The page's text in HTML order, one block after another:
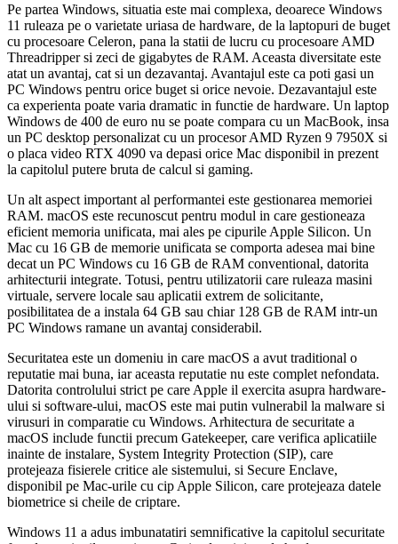
Pe partea Windows, situatia este mai complexa, deoarece Windows
11 ruleaza pe o varietate uriasa de hardware, de la laptopuri de buget
cu procesoare Celeron, pana la statii de lucru cu procesoare AMD
Threadripper si zeci de gigabytes de RAM. Aceasta diversitate este
atat un avantaj, cat si un dezavantaj. Avantajul este ca poti gasi un
PC Windows pentru orice buget si orice nevoie. Dezavantajul este
ca experienta poate varia dramatic in functie de hardware. Un laptop
Windows de 400 de euro nu se poate compara cu un MacBook, insa
un PC desktop personalizat cu un procesor AMD Ryzen 9 7950X si
o placa video RTX 4090 va depasi orice Mac disponibil in prezent
la capitolul putere bruta de calcul si gaming.
Un alt aspect important al performantei este gestionarea memoriei
RAM. macOS este recunoscut pentru modul in care gestioneaza
eficient memoria unificata, mai ales pe cipurile Apple Silicon. Un
Mac cu 16 GB de memorie unificata se comporta adesea mai bine
decat un PC Windows cu 16 GB de RAM conventional, datorita
arhitecturii integrate. Totusi, pentru utilizatorii care ruleaza masini
virtuale, servere locale sau aplicatii extrem de solicitante,
posibilitatea de a instala 64 GB sau chiar 128 GB de RAM intr-un
PC Windows ramane un avantaj considerabil.
Securitatea este un domeniu in care macOS a avut traditional o
reputatie mai buna, iar aceasta reputatie nu este complet nefondata.
Datorita controlului strict pe care Apple il exercita asupra hardware-
ului si software-ului, macOS este mai putin vulnerabil la malware si
virusuri in comparatie cu Windows. Arhitectura de securitate a
macOS include functii precum Gatekeeper, care verifica aplicatiile
inainte de instalare, System Integrity Protection (SIP), care
protejeaza fisierele critice ale sistemului, si Secure Enclave,
disponibil pe Mac-urile cu cip Apple Silicon, care protejeaza datele
biometrice si cheile de criptare.
Windows 11 a adus imbunatatiri semnificative la capitolul securitate